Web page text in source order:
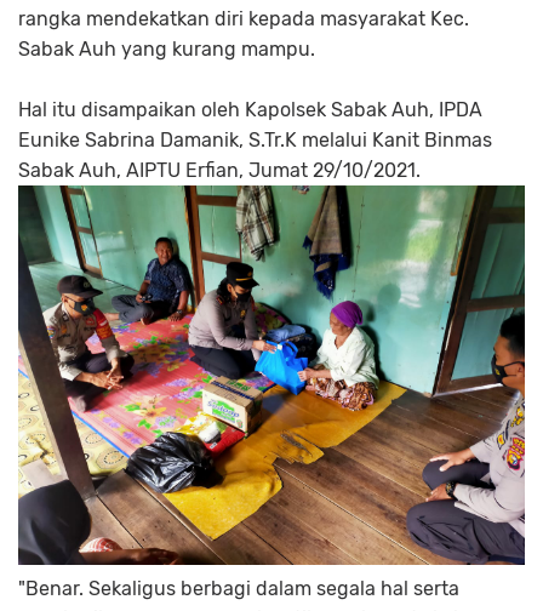
rangka mendekatkan diri kepada masyarakat Kec.
Sabak Auh yang kurang mampu.
Hal itu disampaikan oleh Kapolsek Sabak Auh, IPDA
Eunike Sabrina Damanik, S.Tr.K melalui Kanit Binmas
Sabak Auh, AIPTU Erfian, Jumat 29/10/2021.
"Benar. Sekaligus berbagi dalam segala hal serta